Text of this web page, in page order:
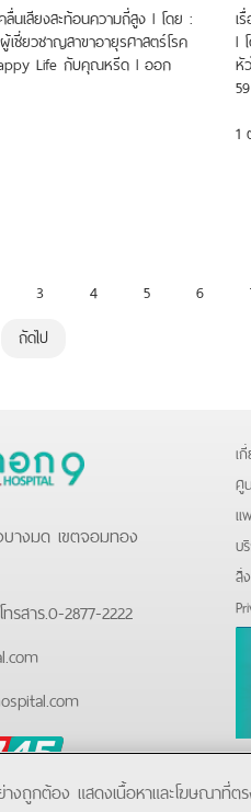
นเสียงสะท้อนความถี่สูง l โดย :
ยวชาญสาขาอายุรศาสตร์โรค
Life กับคุณหรีด l ออก
เ
l
หั
59
1
3 4 5 6
ถัดไป
างมด เขตจอมทอง
รสาร.0-2877-2222
เ
ศู
แ
บ
สิ่
างถูกต้อง แสดงเนื้อหาและโฆษณาที่